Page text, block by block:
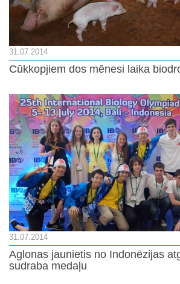
31.07.2014
Cūkkopjiem dos mēnesi laika
31.07.2014
Aglonas jaunietis no Indonēzijas
sudraba medaļu